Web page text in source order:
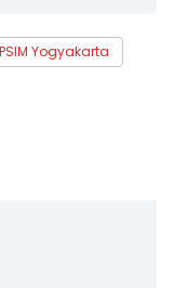
PSIM Yogyakarta